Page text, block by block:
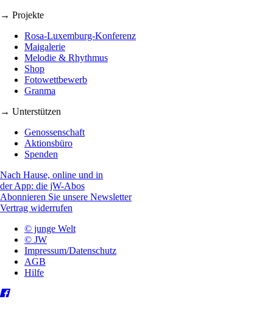
→ Projekte
Rosa-Luxemburg-Konferenz
Maigalerie
Melodie & Rhythmus
Shop
Fotowettbewerb
Granma
→ Unterstützen
Genossenschaft
Aktionsbüro
Spenden
Nach Hause, online und in
der App: die jW-Abos
Abonnieren Sie unsere Newsletter
Vertrag widerrufen
© junge Welt
© JW
Impressum/Datenschutz
AGB
Hilfe